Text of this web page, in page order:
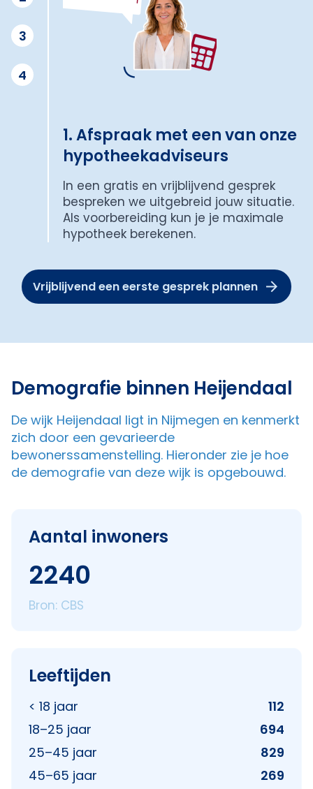
3
4
1. Afspraak met een van onze
hypotheekadviseurs
In een gratis en vrijblijvend gesprek
bespreken we uitgebreid jouw situatie.
Als voorbereiding kun je je maximale
hypotheek berekenen.
Vrijblijvend een eerste gesprek plannen
Demografie binnen Heijendaal
De wijk Heijendaal ligt in Nijmegen en kenmerkt
zich door een gevarieerde
bewonerssamenstelling. Hieronder zie je hoe
de demografie van deze wijk is opgebouwd.
Aantal inwoners
2240
Bron: CBS
Leeftijden
< 18 jaar
112
18–25 jaar
694
25–45 jaar
829
45–65 jaar
269